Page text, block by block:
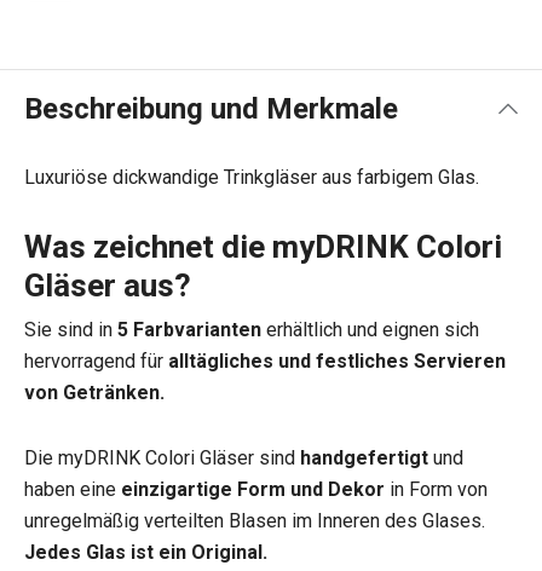
Beschreibung und Merkmale
Luxuriöse dickwandige Trinkgläser aus farbigem Glas.
Was zeichnet die myDRINK Colori
Gläser aus?
Sie sind in 5 Farbvarianten erhältlich und eignen sich
hervorragend für alltägliches und festliches Servieren
von Getränken.
Die myDRINK Colori Gläser sind handgefertigt und
haben eine einzigartige Form und Dekor in Form von
unregelmäßig verteilten Blasen im Inneren des Glases.
Jedes Glas ist ein Original.